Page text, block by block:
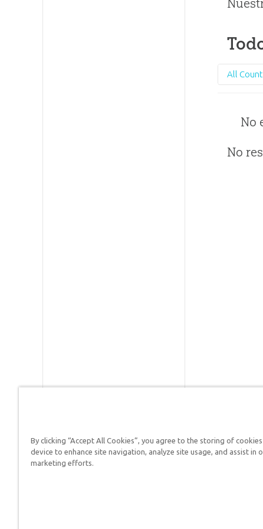
All
No
No
Respuestas en Génesis es
defender su fe y proclamar
By clicking “Accept All Cookies”, you agree to the storing of
device to enhance site navigation, analyze site usage, and assist in
marketing efforts.